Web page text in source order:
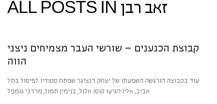
ALL POSTS IN זאב רבן
קבוצת הכנענים – שורשי העבר מצמיחים ניצני
הווה
עוד בקבוצה הורגשה השפעתו של יצחק דנציגר שפתח סטודיו לפיסול בתל
אביב, אליו הגיעו קוסו אלול, בנימין תמוז, מרדכי גומפל